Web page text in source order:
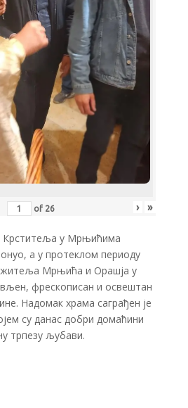
of 26 › »
Крститеља у Мрњићима
а у протеклом периоду
Мрњића и Орашја у
фрескописан и освештан
Надомак храма саграђен је
су данас добри домаћини
трпезу љубави.